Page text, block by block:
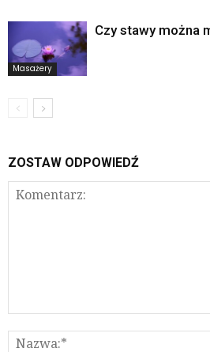
Masażery
Czy stawy można
ZOSTAW ODPOWIEDŹ